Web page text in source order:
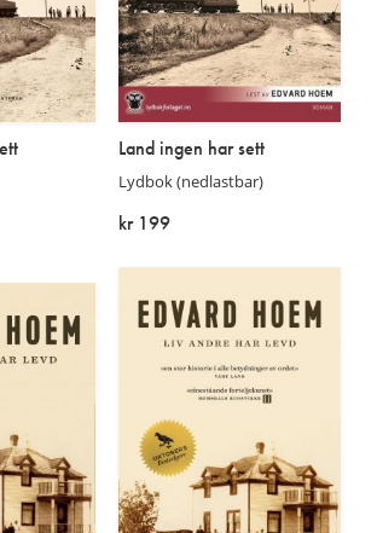
Land ingen har sett
Lydbok (nedlastbar)
kr 199